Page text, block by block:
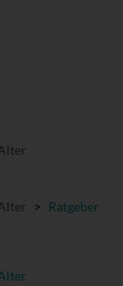
> Ratgeber